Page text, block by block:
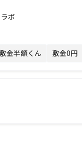
ラボ
敷金半額くん 敷金0円